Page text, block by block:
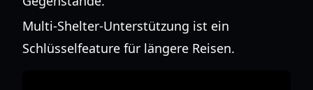
Multi-Shelter-Unterstützung ist ein
Schlüsselfeature für längere Reisen.